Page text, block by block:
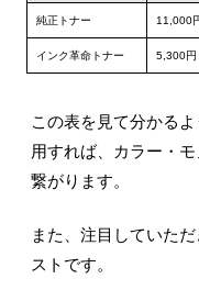
純正トナー 11,000
インク革命トナー 5,300円
この表を見て分かる
用すれば、カラー・
繋がります。
また、注目していた
ストです。